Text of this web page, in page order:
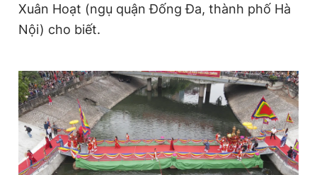
Xuân Hoạt (ngụ quận Đống Đa, thành phố Hà
Nội) cho biết.